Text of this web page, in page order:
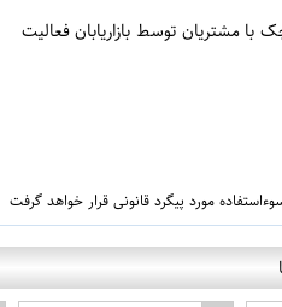
با مشتریان توسط بازاریابان فعالیت
مورد پیگرد قانونی قرار خواهد گرفت